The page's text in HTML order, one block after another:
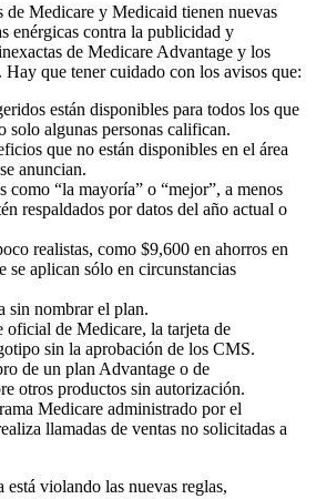
de Medicare y Medicaid tienen nuevas
enérgicas contra la publicidad y
de Medicare Advantage y los
Hay que tener cuidado con los avisos que:
están disponibles para todos los que
solo algunas personas califican.
que no están disponibles en el área
anuncian.
como “la mayoría” o “mejor”, a menos
respaldados por datos del año actual o
realistas, como $9,600 en ahorros en
se aplican sólo en circunstancias
sin nombrar el plan.
oficial de Medicare, la tarjeta de
sin la aprobación de los CMS.
de un plan Advantage o de
otros productos sin autorización.
Medicare administrado por el
llamadas de ventas no solicitadas a
está violando las nuevas reglas,